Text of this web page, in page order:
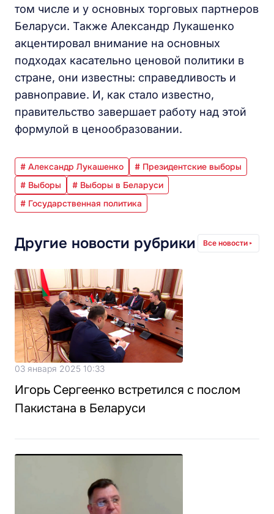
том числе и у основных торговых партнеров
Беларуси. Также Александр Лукашенко
акцентировал внимание на основных
подходах касательно ценовой политики в
стране, они известны: справедливость и
равноправие. И, как стало известно,
правительство завершает работу над этой
формулой в ценообразовании.
# Александр Лукашенко
# Президентские выборы
# Выборы
# Выборы в Беларуси
# Государственная политика
Другие новости рубрики Все новости
03 января 2025 10:33
Игорь Сергеенко встретился с послом
Пакистана в Беларуси